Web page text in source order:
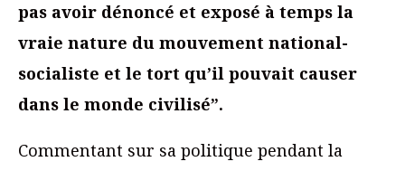
pas avoir dénoncé et exposé à temps la
vraie nature du mouvement national-
socialiste et le tort qu’il pouvait causer
dans le monde civilisé”.
Commentant sur sa politique pendant la